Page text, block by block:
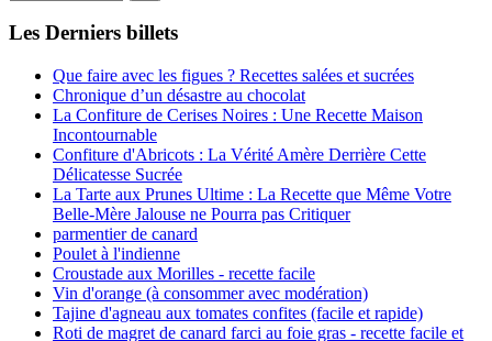
Les Derniers billets
Que faire avec les figues ? Recettes salées et sucrées
Chronique d’un désastre au chocolat
La Confiture de Cerises Noires : Une Recette Maison
Incontournable
Confiture d'Abricots : La Vérité Amère Derrière Cette
Délicatesse Sucrée
La Tarte aux Prunes Ultime : La Recette que Même Votre
Belle-Mère Jalouse ne Pourra pas Critiquer
parmentier de canard
Poulet à l'indienne
Croustade aux Morilles - recette facile
Vin d'orange (à consommer avec modération)
Tajine d'agneau aux tomates confites (facile et rapide)
Roti de magret de canard farci au foie gras - recette facile et